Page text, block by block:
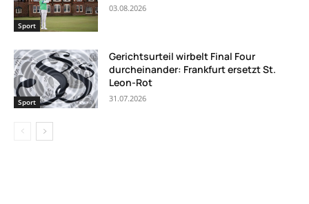
Sport
03.08.2026
Sport
Gerichtsurteil wirbelt Final Four
durcheinander: Frankfurt ersetzt St.
Leon-Rot
31.07.2026